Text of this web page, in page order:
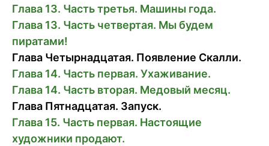
Глава 13. Часть третья. Машины года.
Глава 13. Часть четвертая. Мы будем
пиратами!
Глава Четырнадцатая. Появление Скалли.
Глава 14. Часть первая. Ухаживание.
Глава 14. Часть вторая. Медовый месяц.
Глава Пятнадцатая. Запуск.
Глава 15. Часть первая. Настоящие
художники продают.